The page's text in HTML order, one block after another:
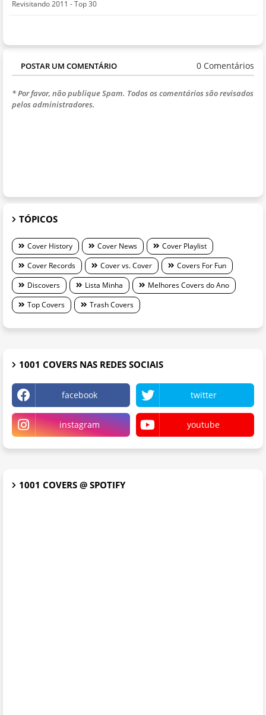
Revisitando 2011 - Top 30
POSTAR UM COMENTÁRIO 0 Comentários
* Por favor, não publique Spam. Todos os comentários são revisados
pelos administradores.
TÓPICOS
Cover History Cover News
Cover Playlist
Cover Records
Cover vs. Cover
Covers For Fun
Discovers
Lista Minha
Melhores Covers do Ano
Top Covers
Trash Covers
1001 COVERS NAS REDES SOCIAIS
facebook twitter
instagram youtube
1001 COVERS @ SPOTIFY